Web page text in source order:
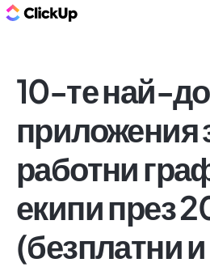
10-те най-
приложения
работни
екипи през
(безплатни